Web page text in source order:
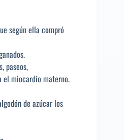
según ella compró
paseos,
el miocardio materno.
de azúcar los